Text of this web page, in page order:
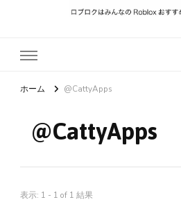
ホーム @CattyApps
@CattyApps
表示: 1 - 1 of 1 結果